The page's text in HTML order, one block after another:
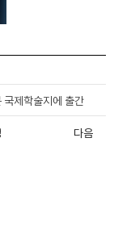
국제학술지에 출간
다음